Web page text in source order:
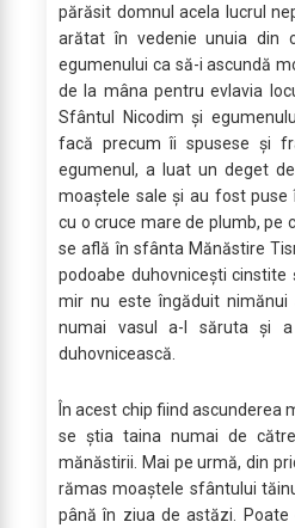
părăsit domnul acela lucrul
arătat în vedenie unuia din
egumenului ca să-i ascundă
de la mâna pentru evlavia
Sfântul Nicodim şi
facă precum îi spusese şi
egumenul, a luat un deget
moaştele sale şi au fost puse
cu o cruce mare de plumb, pe
se află în sfânta Mănăstire
podoabe duhovniceşti
mir nu este îngăduit
numai vasul a-l săruta şi
duhovnicească.
În acest chip fiind
se ştia taina numai de
mănăstirii. Mai pe urmă, din
rămas moaştele sfântului
până în ziua de astăzi.